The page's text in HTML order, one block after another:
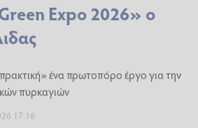
Expo 2026» ο
ένα πρωτοπόρο έργο για την
πυρκαγιών
17:16